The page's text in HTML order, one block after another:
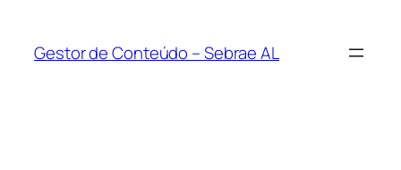
Gestor de Conteúdo – Sebrae AL